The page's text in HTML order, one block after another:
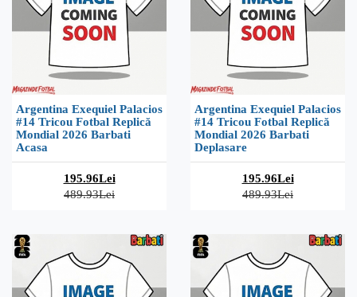
Argentina Exequiel Palacios
#14 Tricou Fotbal Replică
Mondial 2026 Barbati
Acasa
195.96Lei
489.93Lei
Argentina Exequiel Palacios
#14 Tricou Fotbal Replică
Mondial 2026 Barbati
Deplasare
195.96Lei
489.93Lei